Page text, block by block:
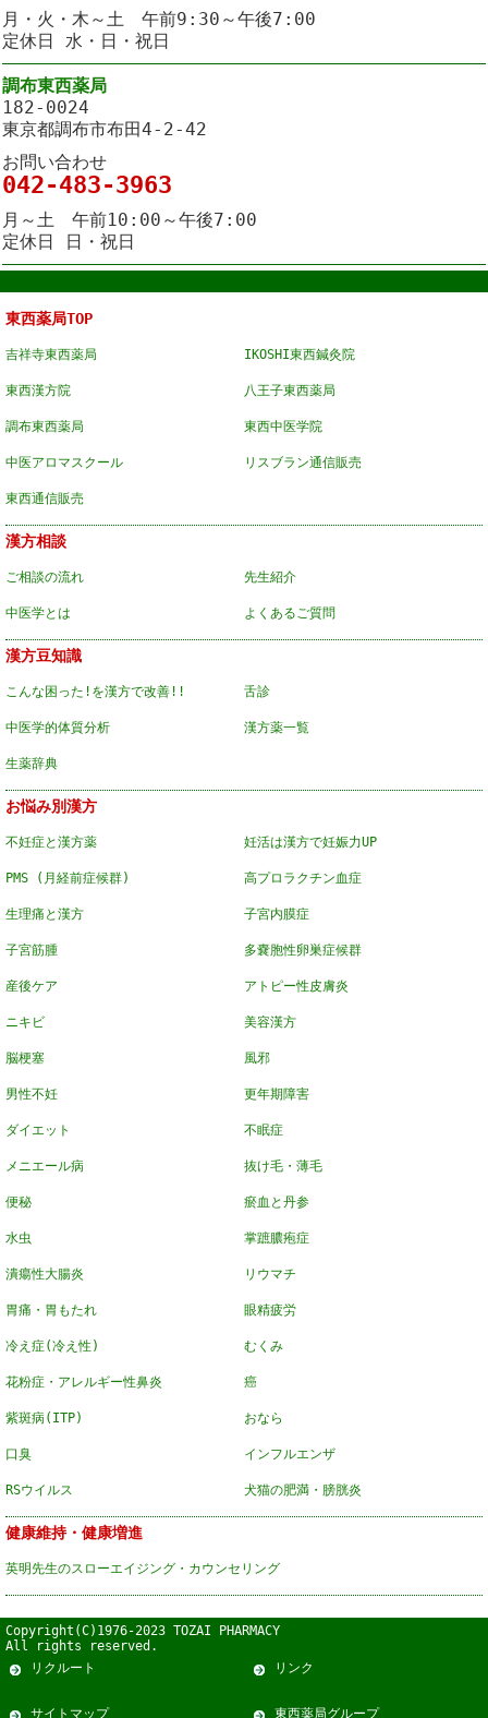
月・火・木～土 午前9:30～午後7:00
定休日 水・日・祝日
調布東西薬局
182-0024
東京都調布市布田4-2-42
お問い合わせ
042-483-3963
月～土 午前10:00～午後7:00
定休日 日・祝日
東西薬局TOP
吉祥寺東西薬局 IKOSHI東西鍼灸院
東西漢方院 八王子東西薬局
調布東西薬局 東西中医学院
中医アロマスクール リスブラン通信販売
東西通信販売
漢方相談
ご相談の流れ 先生紹介
中医学とは よくあるご質問
漢方豆知識
こんな困った!を漢方で改善!! 舌診
中医学的体質分析 漢方薬一覧
生薬辞典
お悩み別漢方
不妊症と漢方薬 妊活は漢方で妊娠力UP
PMS (月経前症候群) 高プロラクチン血症
生理痛と漢方 子宮内膜症
子宮筋腫 多嚢胞性卵巣症候群
産後ケア アトピー性皮膚炎
ニキビ 美容漢方
脳梗塞 風邪
男性不妊 更年期障害
ダイエット 不眠症
メニエール病 抜け毛・薄毛
便秘 瘀血と丹参
水虫 掌蹠膿疱症
潰瘍性大腸炎 リウマチ
胃痛・胃もたれ 眼精疲労
冷え症(冷え性) むくみ
花粉症・アレルギー性鼻炎 癌
紫斑病(ITP) おなら
口臭 インフルエンザ
RSウイルス 犬猫の肥満・膀胱炎
健康維持・健康増進
英明先生のスローエイジング・カウンセリング
Copyright(C)1976-2023 TOZAI PHARMACY
All rights reserved.
リクルート
リンク
サイトマップ 東西薬局グループ